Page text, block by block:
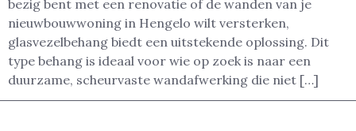
bezig bent met een renovatie of de wanden van je
nieuwbouwwoning in Hengelo wilt versterken,
glasvezelbehang biedt een uitstekende oplossing. Dit
type behang is ideaal voor wie op zoek is naar een
duurzame, scheurvaste wandafwerking die niet […]